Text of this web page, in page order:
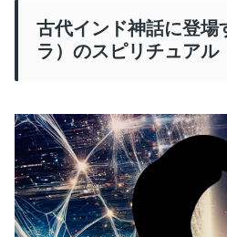
古代インド神話に登場
ラ）のスピリチュアル